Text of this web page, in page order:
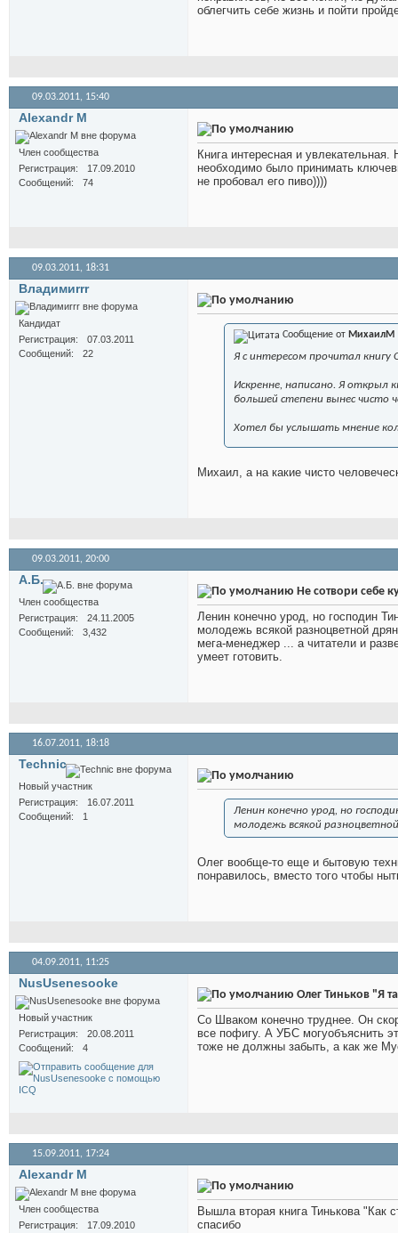
облегчить себе жизнь и пойти
09.03.2011, 15:40
Alexandr M
Член сообщества
Регистрация
17.09.2010
Сообщений
74
Книга интересная и
необходимо было принимать
не пробовал его пиво))))
09.03.2011, 18:31
Владимиrrr
Кандидат
Регистрация
07.03.2011
Сообщений
22
Сообщение от МихаилМ
Я с интересом прочитал книгу
Искренне, написано. Я открыл
большей степени вынес чисто
Хотел бы услышать мнение
Михаил, а на какие чисто
09.03.2011, 20:00
А.Б.
Член сообщества
Регистрация
24.11.2005
Сообщений
3,432
Не сотвори себе
Ленин конечно урод, но господин
молодежь всякой разноцветной
мега-менеджер ... а читатели и
умеет готовить.
16.07.2011, 18:18
Technic
Новый участник
Регистрация
16.07.2011
Сообщений
1
Ленин конечно урод, но
молодежь всякой
Олег вообще-то еще и бытовую
понравилось, вместо того чтобы
04.09.2011, 11:25
NusUsenesooke
Новый участник
Регистрация
20.08.2011
Сообщений
4
Олег Тиньков "Я
Со Шваком конечно труднее. Он
все пофигу. А УБС могуобъяснить
тоже не должны забыть, а как же
15.09.2011, 17:24
Alexandr M
Член сообщества
Регистрация
17.09.2010
Вышла вторая книга Тинькова "Как
спасибо